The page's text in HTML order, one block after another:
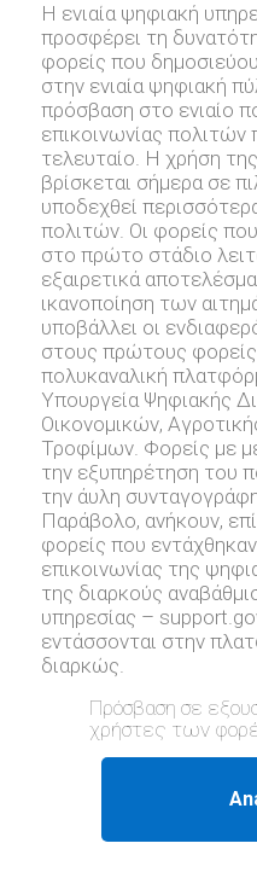
Η ενιαία ψηφιακή
προσφέρει τη
φορείς που
στην ενιαία ψηφιακή
πρόσβαση στο ενιαίο
επικοινωνίας
τελευταίο. Η χρήση
βρίσκεται σήμερα σε
υποδεχθεί
πολιτών. Οι φορείς
στο πρώτο στάδιο
εξαιρετικά
ικανοποίηση των
υποβάλλει οι
στους πρώτους
πολυκαναλική
Υπουργεία Ψηφιακής
Οικονομικών,
Τροφίμων. Φορείς με
την εξυπηρέτηση του
την άυλη
Παράβολο, ανήκουν,
φορείς που
επικοινωνίας της
της διαρκούς
υπηρεσίας –
εντάσσονται στην
διαρκώς.
Πρόσβαση σε
χρήστες των